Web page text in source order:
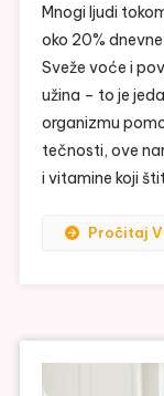
Mnogi ljudi
oko 20%
Sveže voće i
užina – to je
organizmu
tečnosti, ove
i vitamine koji
Pročitaj